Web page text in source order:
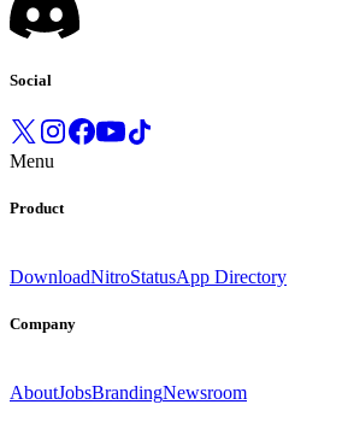
Social
Menu
Product
DownloadNitroStatusApp Directory
Company
AboutJobsBrandingNewsroom